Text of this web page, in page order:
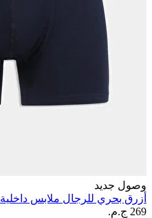
وصول جديد
أزرق بحري للرجال ملابس داخلية
269 ج.م.‏